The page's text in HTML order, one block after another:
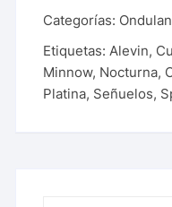
Categorías:
Etiquetas:Alevin,
Minnow, Nocturna,
Platina, Señuelos,